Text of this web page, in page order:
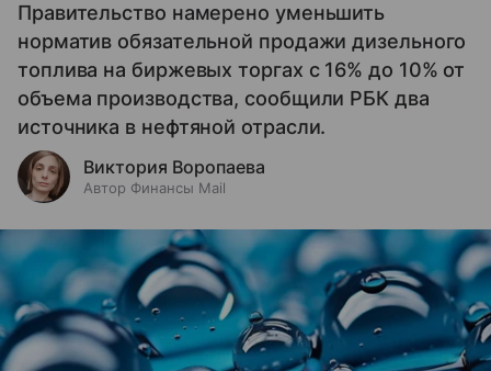
Правительство намерено уменьшить
норматив обязательной продажи дизельного
топлива на биржевых торгах с 16% до 10% от
объема производства, сообщили РБК два
источника в нефтяной отрасли.
Виктория Воропаева
Автор Финансы Mail